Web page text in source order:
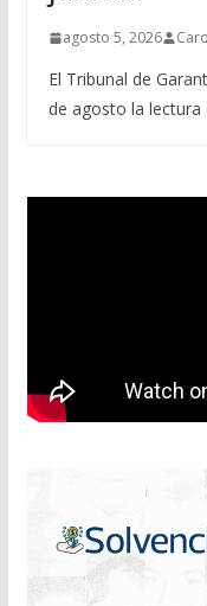
agosto 5, 2026
El Tribunal de
de agosto la